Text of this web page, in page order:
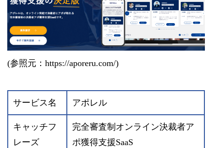
(参照元：https://aporeru.com/)
サービス名 アポレル
キャッチフ
レーズ
完全審査制オンライン決裁者ア
ポ獲得支援SaaS